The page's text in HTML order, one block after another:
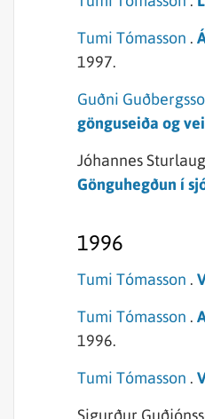
Tumi Tómasson .
1997.
Guðni
gönguseiða og
Jóhannes
Gönguhegðun í
1996
Tumi Tómasson .
Tumi Tómasson .
1996.
Tumi Tómasson .
Sigurður